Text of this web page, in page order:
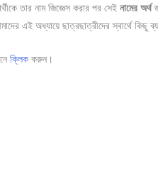
তার নাম জিজ্ঞেস করার পর সেই নামের অর্থ
এই অধ্যায়ে ছাত্রছাত্রীদের স্বার্থে
ক্লিক করুন।